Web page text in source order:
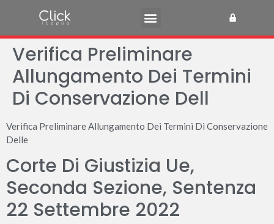
Verifica Preliminare
Allungamento Dei Termini
Di Conservazione Dell
Verifica Preliminare Allungamento Dei Termini Di Conservazione
Delle
Corte Di Giustizia Ue,
Seconda Sezione, Sentenza
22 Settembre 2022